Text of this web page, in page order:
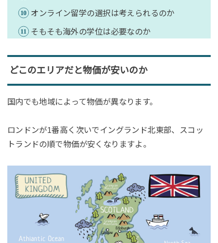
オンライン留学の選択は考えられるのか
そもそも海外の学位は必要なのか
どこのエリアだと物価が安いのか
国内でも地域によって物価が異なります。
ロンドンが1番高く次いでイングランド北東部、スコッ
トランドの順で物価が安くなりますよ。